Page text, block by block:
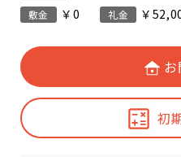
敷金 ￥0 礼金 ￥
初